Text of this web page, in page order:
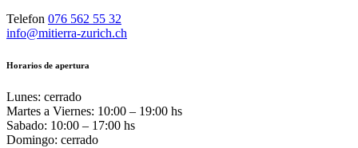
Telefon 076 562 55 32
info@mitierra-zurich.ch
Horarios de apertura
Lunes: cerrado
Martes a Viernes: 10:00 – 19:00 hs
Sabado: 10:00 – 17:00 hs
Domingo: cerrado